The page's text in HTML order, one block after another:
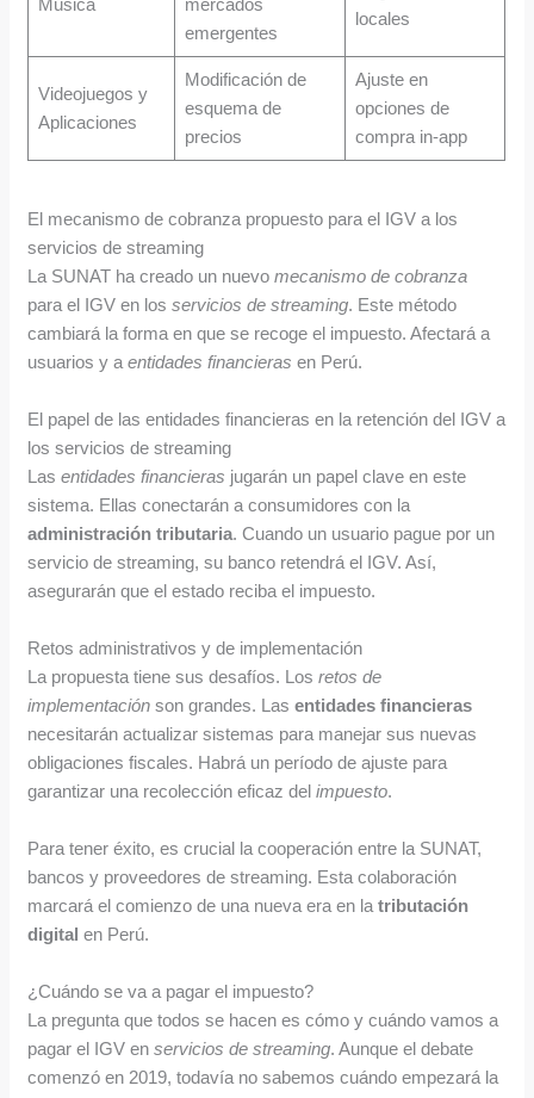
emergentes
locales
Videojuegos y
Aplicaciones
Modificación de
esquema de
precios
Ajuste en
opciones de
compra in-app
El mecanismo de cobranza propuesto para el IGV a los
servicios de streaming
La SUNAT ha creado un nuevomecanismo de cobranza
para el IGV en losservicios de streaming. Este método
cambiará la forma en que se recoge el impuesto. Afectará a
usuarios y aentidades financieras en Perú.
El papel de las entidades financieras en la retención del IGV a
los servicios de streaming
Lasentidades financieras jugarán un papel clave en este
sistema. Ellas conectarán a consumidores con la
administración tributaria. Cuando un usuario pague por un
servicio de streaming, su banco retendrá el IGV. Así,
asegurarán que el estado reciba el impuesto.
Retos administrativos y de implementación
La propuesta tiene sus desafíos. Losretos de
implementación son grandes. Lasentidades financieras
necesitarán actualizar sistemas para manejar sus nuevas
obligaciones fiscales. Habrá un período de ajuste para
garantizar una recolección eficaz delimpuesto.
Para tener éxito, es crucial la cooperación entre la SUNAT,
bancos y proveedores de streaming. Esta colaboración
marcará el comienzo de una nueva era en latributación
digital en Perú.
¿Cuándo se va a pagar el impuesto?
La pregunta que todos se hacen es cómo y cuándo vamos a
pagar el IGV enservicios de streaming. Aunque el debate
comenzó en 2019, todavía no sabemos cuándo empezará la